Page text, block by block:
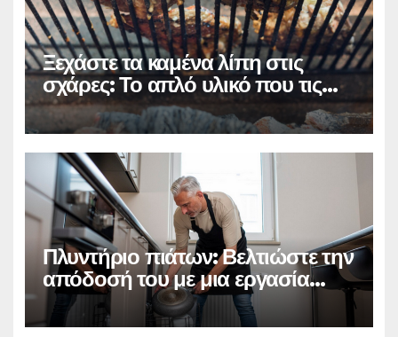
Ξεχάστε τα καμένα λίπη στις
σχάρες: Το απλό υλικό που τις
κάνει σαν καινούργιες
Πλυντήριο πιάτων: Βελτιώστε την
απόδοσή του με μια εργασία
καθαρισμού που διαρκεί μόνο
ένα λεπτό